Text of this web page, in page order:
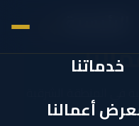
خدماتنا
أعمالنا
في المنطقة الشرقية